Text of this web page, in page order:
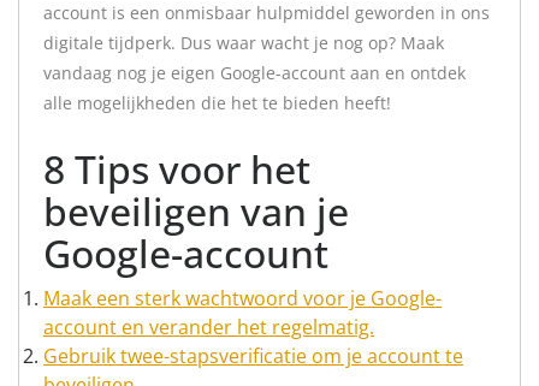
account is een onmisbaar hulpmiddel geworden in ons
digitale tijdperk. Dus waar wacht je nog op? Maak
vandaag nog je eigen Google-account aan en ontdek
alle mogelijkheden die het te bieden heeft!
8 Tips voor het
beveiligen van je
Google-account
Maak een sterk wachtwoord voor je Google-
account en verander het regelmatig.
Gebruik twee-stapsverificatie om je account te